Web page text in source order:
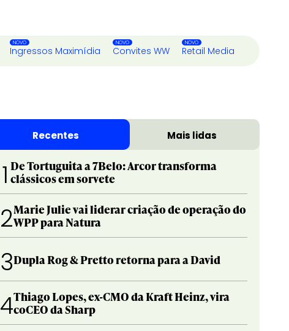
Ingressos Maximídia Convites WW Retail Media
Recentes Mais lidas
1 De Tortuguita a 7Belo: Arcor transforma
clássicos em sorvete
2Marie Julie vai liderar criação de operação do
WPP para Natura
3Dupla Rog & Pretto retorna para a David
4Thiago Lopes, ex-CMO da Kraft Heinz, vira
coCEO da Sharp